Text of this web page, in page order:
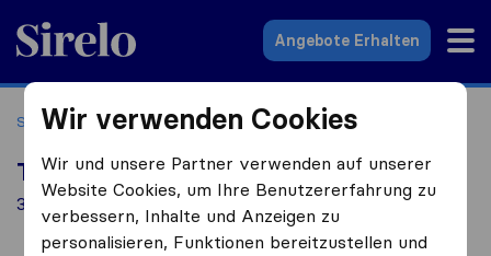
Sirelo.at
Angebote Erhalten
Startseite Umzugsfirmen Umzugsfirmen Oberalm
Top 10 Umzugs​unternehmen in Oberalm
3 Umzugs​unternehmen gefunden in Oberalm
Wir verwenden Cookies
Wir und unsere Partner verwenden auf unserer
Website Cookies, um Ihre Benutzererfahrung zu
verbessern, Inhalte und Anzeigen zu
personalisieren, Funktionen bereitzustellen und